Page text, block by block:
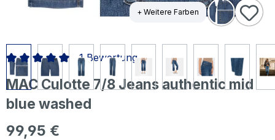
+ Weitere Farben
MAC Culotte 7/8 Jeans authentic mid
blue washed
Regulärer Preis:
99,95 €
Durchschnittliche Bewertung von 5 von 5 Sternen
1 Bewertung